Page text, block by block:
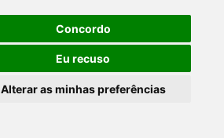
Concordo
Eu recuso
Alterar as minhas preferências